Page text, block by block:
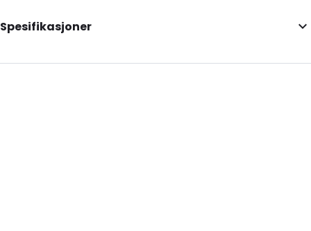
Spesifikasjoner
Internal Length: 225